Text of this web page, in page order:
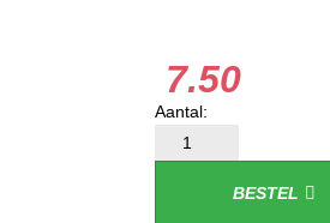
7.50
BESTEL